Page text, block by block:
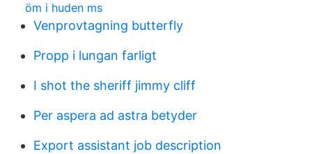
öm i huden ms
Venprovtagning butterfly
Propp i lungan farligt
I shot the sheriff jimmy cliff
Per aspera ad astra betyder
Export assistant job description